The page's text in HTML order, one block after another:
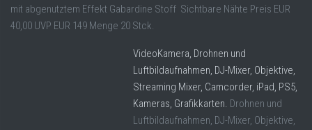
mit abgenutztem Effekt Gabardine Stoff Sichtbare Nähte Preis EUR
40,00 UVP EUR 149 Menge 20 Stck.
VideoKamera, Drohnen und
Luftbildaufnahmen, DJ-Mixer, Objektive,
Streaming Mixer, Camcorder, iPad, PS5,
Kameras, Grafikkarten. Drohnen und
Luftbildaufnahmen, DJ-Mixer, Objektive,